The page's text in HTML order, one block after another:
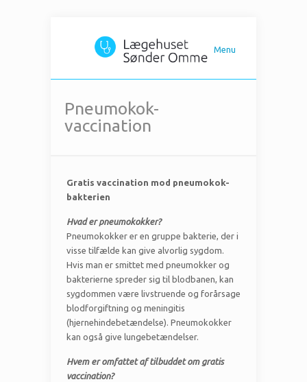
Menu
Pneumokok-
vaccination
Gratis vaccination mod pneumokok-
bakterien
Hvad er pneumokokker?
Pneumokokker er en gruppe bakterie, der i
visse tilfælde kan give alvorlig sygdom.
Hvis man er smittet med pneumokker og
bakterierne spreder sig til blodbanen, kan
sygdommen være livstruende og forårsage
blodforgiftning og meningitis
(hjernehindebetændelse). Pneumokokker
kan også give lungebetændelser.
Hvem er omfattet af tilbuddet om gratis
vaccination?